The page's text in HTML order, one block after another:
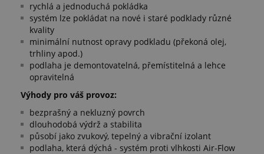
rychlá a jednoduchá pokládka
systém lze pokládat na nové i staré podklady různé
kvality
minimální nutnost opravy podkladu (překoná olej,
trhliny apod.)
podlaha je demontovatelná, přemístitelná a lehce
opravitelná
Výhody pro váš provoz:
bezprašný a nekluzný povrch
dlouhodobá výdrž a stabilita
působí jako zvukový, tepelný a vibrační izolant
podlaha, která dýchá - systém proti vlhkosti Air-Flow